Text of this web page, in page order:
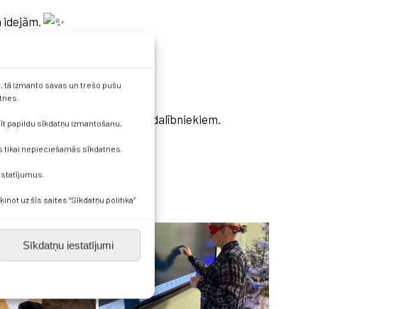
izmanto savas un trešo pušu
papildu sīkdatņu izmantošanu,
tikai nepieciešamās sīkdatnes.
uz šīs saites “Sīkdatņu politika”
Sīkdatņu iestatījumi
idejām.
sagādāja prieku pasākuma dalībniekiem.